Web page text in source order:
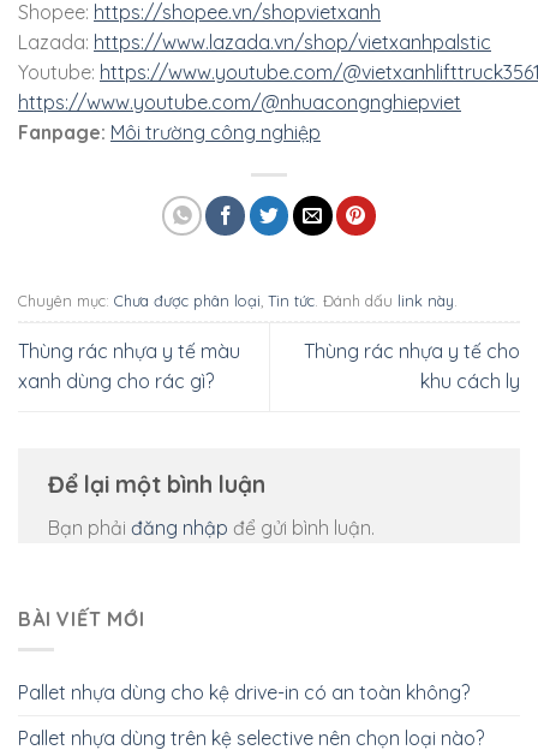
Shopee: https://shopee.vn/shopvietxanh
Lazada: https://www.lazada.vn/shop/vietxanhpalstic
Youtube: https://www.youtube.com/
https://www.youtube.com/@nhuacongnghiepviet
Fanpage: Môi trường công nghiệp
Chuyên mục: Chưa được phân loại Tin tức . Đánh dấu link này
Thùng rác nhựa y tế màu
xanh dùng cho rác gì?
Thùng rác nhựa y tế cho
khu cách ly
Để lại một bình luận
Bạn phải đăng nhập để gửi bình luận.
BÀI VIẾT MỚI
Pallet nhựa dùng cho kệ drive-in có an toàn không?
Pallet nhựa dùng trên kệ selective nên chọn loại nào?